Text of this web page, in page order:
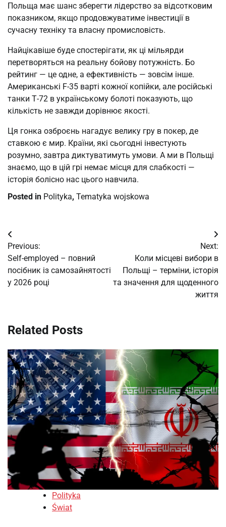
Польща має шанс зберегти лідерство за відсотковим
показником, якщо продовжуватиме інвестиції в
сучасну техніку та власну промисловість.
Найцікавіше буде спостерігати, як ці мільярди
перетворяться на реальну бойову потужність. Бо
рейтинг — це одне, а ефективність — зовсім інше.
Американські F-35 варті кожної копійки, але російські
танки Т-72 в українському болоті показують, що
кількість не завжди дорівнює якості.
Ця гонка озброєнь нагадує велику гру в покер, де
ставкою є мир. Країни, які сьогодні інвестують
розумно, завтра диктуватимуть умови. А ми в Польщі
знаємо, що в цій грі немає місця для слабкості —
історія болісно нас цього навчила.
Posted in Polityka, Tematyka wojskowa
Post
navigation
Previous:
Self-employed – повний
посібник із самозайнятості
у 2026 році
Next:
Коли місцеві вибори в
Польщі – терміни, історія
та значення для щоденного
життя
Related Posts
Polityka
Świat